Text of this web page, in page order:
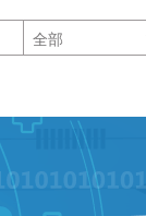
全部